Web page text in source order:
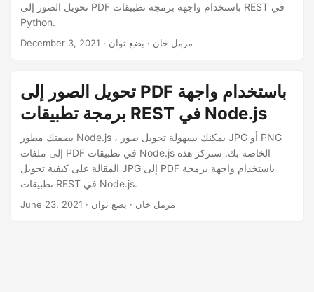
تحويل الصور إلى PDF باستخدام واجهة برمجة تطبيقات REST في
Python.
December 3, 2021 · مزمل خان · بضع ثوان
تحويل الصور إلى PDF باستخدام واجهة
برمجة تطبيقات REST في Node.js
بصفتك مطور Node.js ، يمكنك بسهولة تحويل صور JPG أو PNG
إلى ملفات PDF في تطبيقات Node.js الخاصة بك. ستركز هذه
المقالة على كيفية تحويل JPG إلى PDF باستخدام واجهة برمجة
تطبيقات REST في Node.js.
June 23, 2021 · مزمل خان · بضع ثوان